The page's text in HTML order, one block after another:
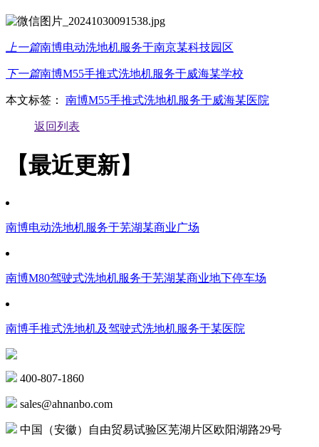
上一篇南博电动洗地机服务于南京某科技园区
下一篇南博M55手推式洗地机服务于威海某学校
本文标签： 南博M55手推式洗地机服务于威海某医院
返回列表
【最近更新】
南博电动洗地机服务于芜湖某商业广场
南博M80驾驶式洗地机服务于芜湖某商业地下停车场
南博手推式洗地机及驾驶式洗地机服务于某医院
400-807-1860
sales@ahnanbo.com
中国（安徽）自由贸易试验区芜湖片区欧阳湖路29号